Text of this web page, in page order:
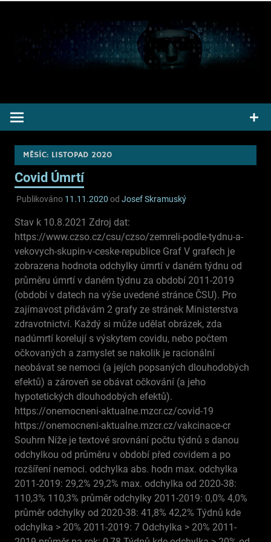
obsah
MĚSÍC: LISTOPAD 2020
Covid Úmrtí
Publikováno 11.11.2020 od Josef Skramuský
Stav k 10.8.2021 Zdroj dat:
https://www.czso.cz/csu/czso/zemreli-podle-tydnu-a-
vekovych-skupin-v-ceske-republice Graf V grafech je
zobrazena hodnota odchylky úmrtí v daném týdnu od
průměru úmrtí v daném týdnu za období 2011-2019
(období v datech na výše uvedené stránce ČSU). Pro
zajímavost přidávám 2 grafy ze stránek Ministerstva
zdravotnictví. Každý si může udělat obrázek, zda
nadúmrtí korelují s výskytem covidu, nebo počtem
očkovaných a zamyslet se nakolik je racionální
neobávat se nemoci (a jejích popsaných dlouhodobých
efektů) a zároveň se obávat očkování (a jeho
hypotetických dlouhodobých efektů).
https://onemocneni-aktualne.mzcr.cz/covid-19
https://onemocneni-aktualne.mzcr.cz/vakcinace-cr
Souhrn Níže je textové srovnání počtu týdnů s danou
odchylkou od průměru v období před covidem a po
rozšíření nemoci. odchylka abs. hodn max. odchylka
2011-2019: 29,2% 29,2% max. odchylka od 2020-38:
110,3% 110,3% průměr odchylky 2011-2019: 0,0% 4,0%
průměr odchylky od 2020-38: 41,8% 42,2% Týdnů kde
odchylka > 20% 2011-2019: 7 Odchylka > 20% 2011-